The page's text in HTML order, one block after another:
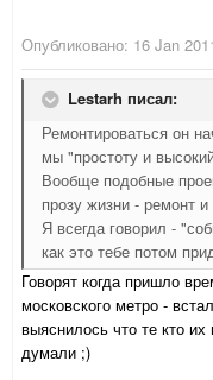
Опубликовано: 16 Jan
Lestarh писал:
Ремонтироваться он
мы "простоту и
Вообще подобные
прозу жизни - ремонт
Я всегда говорил -
как это тебе потом
Говорят когда пришло
московского метро -
выяснилось что те кто
думали ;)